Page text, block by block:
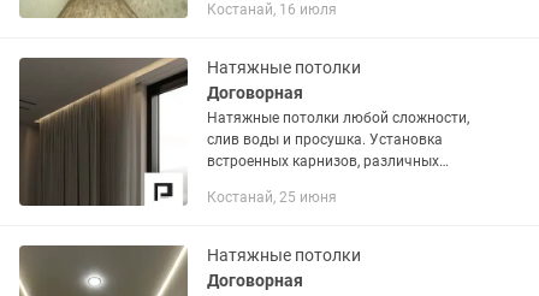
цветов как по прямой, так и
Костанай, 16 июля
Натяжные потолки
Договорная
Натяжные потолки любой сложности,
слив воды и просушка. Установка
встроенных карнизов, различных
Установка люстр, софитов, трекера
Костанай, 25 июня
Натяжные потолки
Договорная